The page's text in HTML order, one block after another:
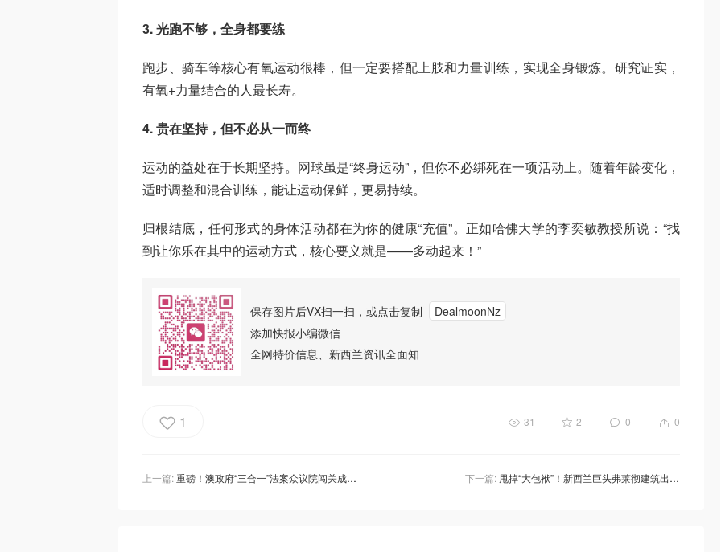
3. 光跑不够，全身都要练
跑步、骑车等核心有氧运动很棒，但一定要搭配上肢和力量训练，实现全身锻炼。研究证实，
有氧+力量结合的人最长寿。
4. 贵在坚持，但不必从一而终
运动的益处在于长期坚持。网球虽是“终身运动”，但你不必绑死在一项活动上。随着年龄变化，
适时调整和混合训练，能让运动保鲜，更易持续。
归根结底，任何形式的身体活动都在为你的健康“充值”。正如哈佛大学的李奕敏教授所说：“找
到让你乐在其中的运动方式，核心要义就是——多动起来！”
保存图片后VX扫一扫，或点击复制
DealmoonNz
添加快报小编微信
全网特价信息、新西兰资讯全面知
1 31 2 0 0
上一篇:重磅！澳政府“三合一”法案众议院闯关成功，参议院或陷“拉锯战” 下一篇: 甩掉“大包袱”！新西兰巨头弗莱彻建筑出售亏损业务，股价应声大涨！